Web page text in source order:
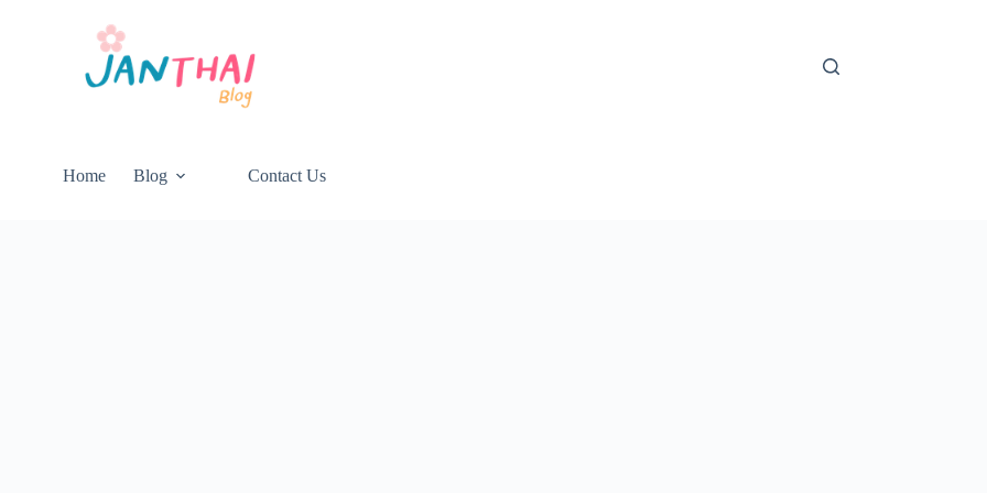
Home Blog Contact Us